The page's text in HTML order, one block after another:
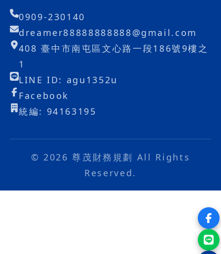
0909-230140
dreamer88888888888@gmail.com
408 臺中市南屯區文心路一段186號9樓之
1
LINE ID: agu1352u
Facebook
統編: 94163195
© 2026 尊茂財務規劃 All Rights
Reserved.